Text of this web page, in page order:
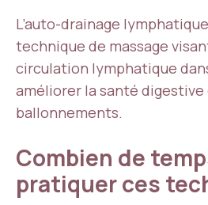
L’auto-drainage
technique de massage
circulation lymphatique
améliorer la santé
ballonnements.
Combien de
pratiquer ces